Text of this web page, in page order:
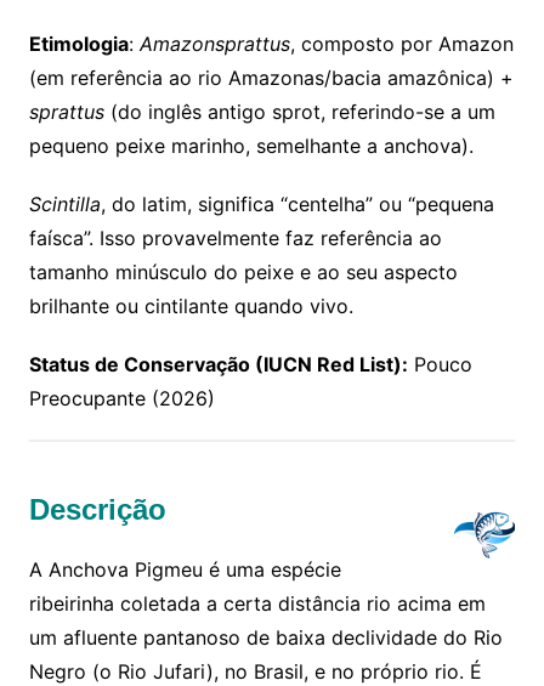
Etimologia:Amazonsprattus, composto por Amazon
(em referência ao rio Amazonas/bacia amazônica) +
sprattus(do inglês antigo sprot, referindo-se a um
pequeno peixe marinho, semelhante a anchova).
Scintilla, do latim, significa “centelha” ou “pequena
faísca”. Isso provavelmente faz referência ao
tamanho minúsculo do peixe e ao seu aspecto
brilhante ou cintilante quando vivo.
Status de Conservação (IUCN Red List): Pouco
Preocupante (2026)
Descrição
A Anchova Pigmeu é uma espécie
ribeirinha coletada a certa distância rio acima em
um afluente pantanoso de baixa declividade do Rio
Negro (o Rio Jufari), no Brasil, e no próprio rio. É